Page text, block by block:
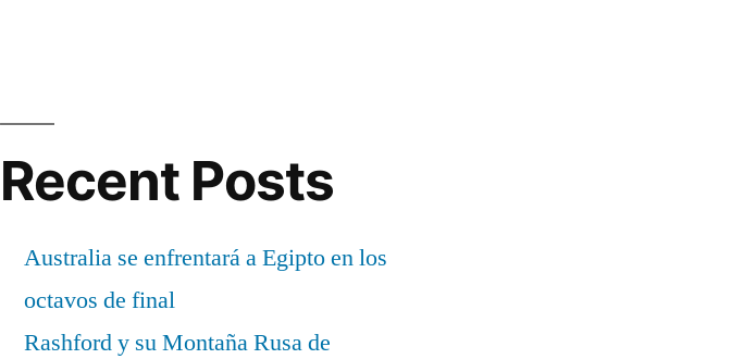
Recent Posts
Australia se enfrentará a Egipto en los
octavos de final
Rashford y su Montaña Rusa de